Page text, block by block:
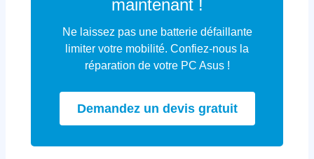
maintenant !
Ne laissez pas une batterie défaillante
limiter votre mobilité. Confiez-nous la
réparation de votre PC Asus !
Demandez un devis gratuit